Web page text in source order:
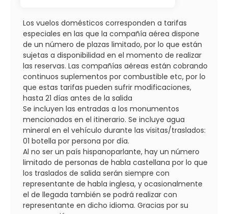
Los vuelos domésticos corresponden a tarifas
especiales en las que la compañía aérea dispone
de un número de plazas limitado, por lo que están
sujetas a disponibilidad en el momento de realizar
las reservas. Las compañías aéreas están cobrando
continuos suplementos por combustible etc, por lo
que estas tarifas pueden sufrir modificaciones,
hasta 21 días antes de la salida
Se incluyen las entradas a los monumentos
mencionados en el itinerario. Se incluye agua
mineral en el vehículo durante las visitas/traslados:
01 botella por persona por día.
Al no ser un país hispanoparlante, hay un número
limitado de personas de habla castellana por lo que
los traslados de salida serán siempre con
representante de habla inglesa, y ocasionalmente
el de llegada también se podrá realizar con
representante en dicho idioma. Gracias por su